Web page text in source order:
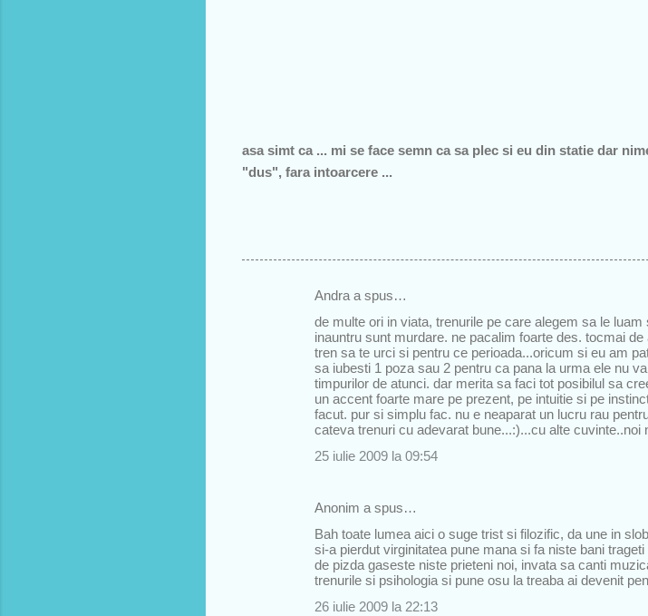
asa simt ca ... mi se face semn ca sa plec si eu din statie dar
"dus", fara intoarcere ...
Andra a spus…
de multe ori in viata, trenurile pe care alegem sa le
inauntru sunt murdare. ne pacalim foarte des. tocmai
tren sa te urci si pentru ce perioada...oricum si eu am
sa iubesti 1 poza sau 2 pentru ca pana la urma ele nu
timpurilor de atunci. dar merita sa faci tot posibilul sa
un accent foarte mare pe prezent, pe intuitie si pe
facut. pur si simplu fac. nu e neaparat un lucru rau
cateva trenuri cu adevarat bune...:)...cu alte
25 iulie 2009 la 09:54
Anonim a spus…
Bah toate lumea aici o suge trist si filozific, da une in
si-a pierdut virginitatea pune mana si fa niste bani
de pizda gaseste niste prieteni noi, invata sa canti
trenurile si psihologia si pune osu la treaba ai devenit
26 iulie 2009 la 22:13